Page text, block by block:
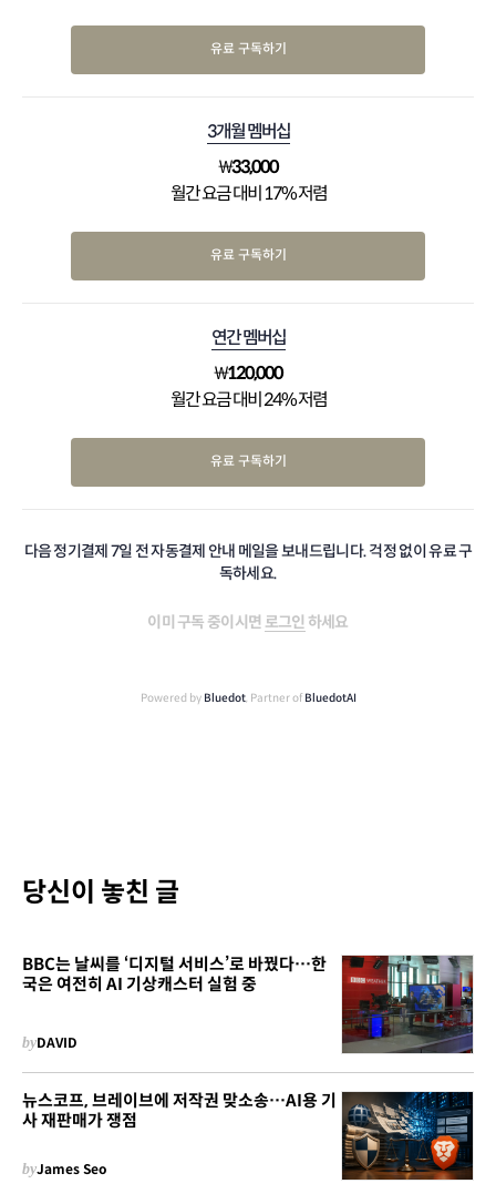
유료 구독하기
3개월 멤버십
₩33,000
월간 요금 대비 17% 저렴
유료 구독하기
연간 멤버십
₩120,000
월간 요금 대비 24% 저렴
유료 구독하기
다음 정기결제 7일 전 자동결제 안내 메일을 보내드립니다. 걱정 없이 유료 구
독하세요.
이미 구독 중이시면 로그인 하세요
Powered by Bluedot, Partner of BluedotAI
당신이 놓친 글
BBC는 날씨를 ‘디지털 서비스’로 바꿨다…한
국은 여전히 AI 기상캐스터 실험 중
byDAVID
뉴스코프, 브레이브에 저작권 맞소송…AI용 기
사 재판매가 쟁점
byJames Seo